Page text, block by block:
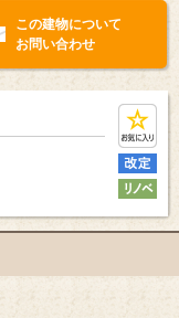
この建物について
お問い合わせ